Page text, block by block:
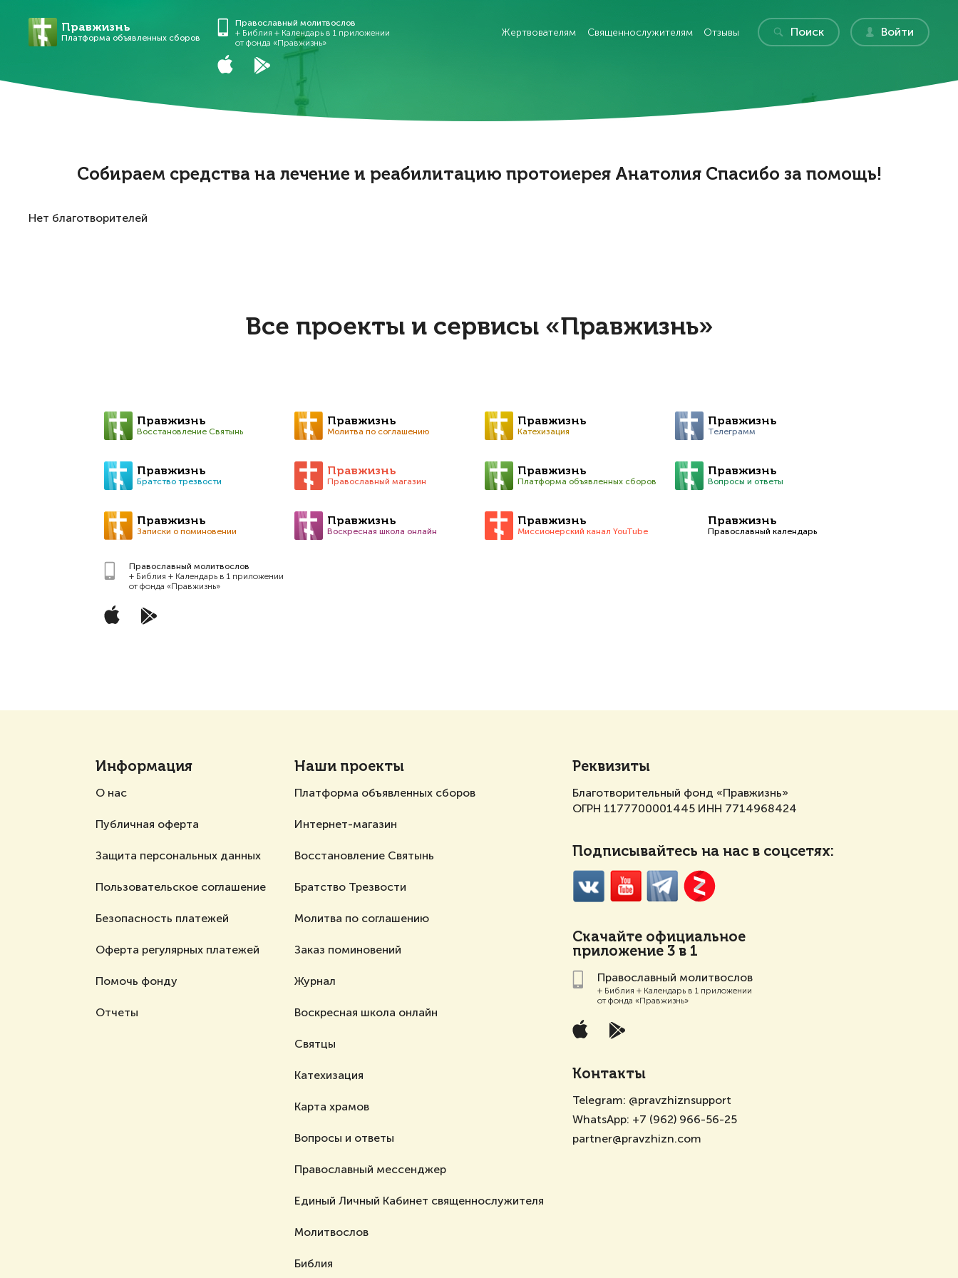
Правжизнь
Платформа объявленных сборов
Православный молитвослов
+ Библия + Календарь в 1 приложении
от фонда «Правжизнь»
Жертвователям Священнослужителям Отзывы Поиск Войти
Собираем средства на лечение и реабилитацию протоиерея Анатолия Спасибо за помощь!
Нет благотворителей
Все проекты и сервисы «Правжизнь»
Правжизнь
Восстановление Святынь
Правжизнь
Молитва по соглашению
Правжизнь
Катехизация
Правжизнь
Телеграмм
Правжизнь
Братство трезвости
Правжизнь
Православный магазин
Правжизнь
Платформа объявленных сборов
Правжизнь
Вопросы и ответы
Правжизнь
Записки о поминовении
Правжизнь
Воскресная школа онлайн
Правжизнь
Миссионерский канал YouTube
Правжизнь
Православный календарь
Православный молитвослов
+ Библия + Календарь в 1 приложении
от фонда «Правжизнь»
Информация
О нас
Публичная оферта
Защита персональных данных
Пользовательское соглашение
Безопасность платежей
Оферта регулярных платежей
Помочь фонду
Отчеты
Наши проекты
Платформа объявленных сборов
Интернет-магазин
Восстановление Святынь
Братство Трезвости
Молитва по соглашению
Заказ поминовений
Журнал
Воскресная школа онлайн
Святцы
Катехизация
Карта храмов
Вопросы и ответы
Православный мессенджер
Единый Личный Кабинет священнослужителя
Молитвослов
Библия
Реквизиты
Благотворительный фонд «Правжизнь»
ОГРН 1177700001445 ИНН 7714968424
Подписывайтесь на нас в соцсетях:
Скачайте официальное
приложение 3 в 1
Православный молитвослов
+ Библия + Календарь в 1 приложении
от фонда «Правжизнь»
Контакты
Telegram: @pravzhiznsupport
WhatsApp: +7 (962) 966-56-25
partner@pravzhizn.com